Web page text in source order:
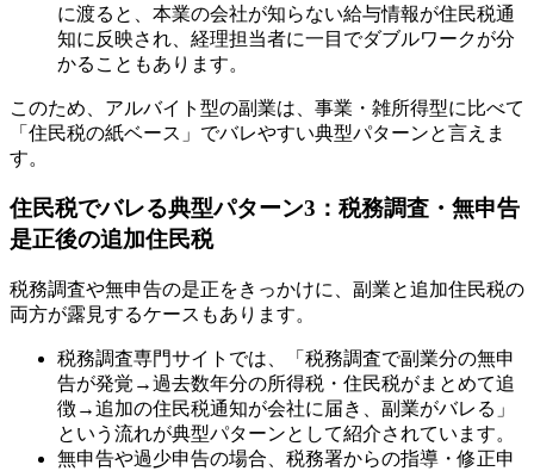
に渡ると、本業の会社が知らない給与情報が住民税通
知に反映され、経理担当者に一目でダブルワークが分
かることもあります。
このため、アルバイト型の副業は、事業・雑所得型に比べて
「住民税の紙ベース」でバレやすい典型パターンと言えま
す。
住民税でバレる典型パターン3：税務調査・無申告
是正後の追加住民税
税務調査や無申告の是正をきっかけに、副業と追加住民税の
両方が露見するケースもあります。
税務調査専門サイトでは、「税務調査で副業分の無申
告が発覚→過去数年分の所得税・住民税がまとめて追
徴→追加の住民税通知が会社に届き、副業がバレる」
という流れが典型パターンとして紹介されています。
無申告や過少申告の場合、税務署からの指導・修正申